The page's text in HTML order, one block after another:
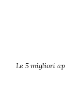
Le 5 migliori